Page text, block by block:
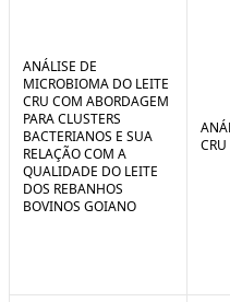
ANÁLISE DE
MICROBIOMA DO LEITE
CRU COM ABORDAGEM
PARA CLUSTERS
BACTERIANOS E SUA
RELAÇÃO COM A
QUALIDADE DO LEITE
DOS REBANHOS
BOVINOS GOIANO
CRU